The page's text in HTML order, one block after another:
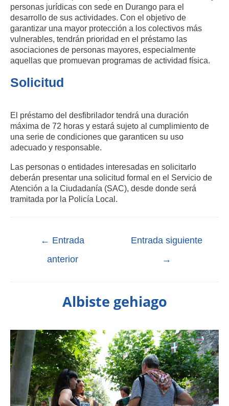
personas jurídicas con sede en Durango para el
desarrollo de sus actividades. Con el objetivo de
garantizar una mayor protección a los colectivos más
vulnerables, tendrán prioridad en el préstamo las
asociaciones de personas mayores, especialmente
aquellas que promuevan programas de actividad física.
Solicitud
El préstamo del desfibrilador tendrá una duración
máxima de 72 horas y estará sujeto al cumplimiento de
una serie de condiciones que garanticen su uso
adecuado y responsable.
Las personas o entidades interesadas en solicitarlo
deberán presentar una solicitud formal en el Servicio de
Atención a la Ciudadanía (SAC), desde donde será
tramitada por la Policía Local.
← Entrada
anterior
Entrada siguiente
→
Albiste gehiago